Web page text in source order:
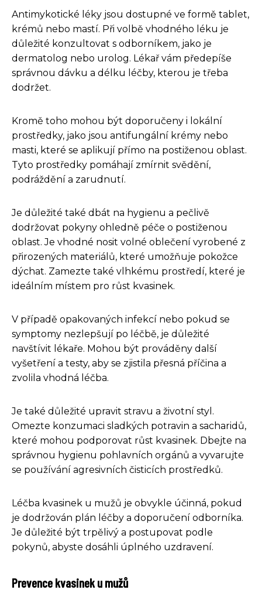
Antimykotické léky jsou dostupné ve formě tablet,
krémů nebo mastí. Při volbě vhodného léku je
důležité konzultovat s odborníkem, jako je
dermatolog nebo urolog. Lékař vám předepíše
správnou dávku a délku léčby, kterou je třeba
dodržet.
Kromě toho mohou být doporučeny i lokální
prostředky, jako jsou antifungální krémy nebo
masti, které se aplikují přímo na postiženou oblast.
Tyto prostředky pomáhají zmírnit svědění,
podráždění a zarudnutí.
Je důležité také dbát na hygienu a pečlivě
dodržovat pokyny ohledně péče o postiženou
oblast. Je vhodné nosit volné oblečení vyrobené z
přirozených materiálů, které umožňuje pokožce
dýchat. Zamezte také vlhkému prostředí, které je
ideálním místem pro růst kvasinek.
V případě opakovaných infekcí nebo pokud se
symptomy nezlepšují po léčbě, je důležité
navštívit lékaře. Mohou být prováděny další
vyšetření a testy, aby se zjistila přesná příčina a
zvolila vhodná léčba.
Je také důležité upravit stravu a životní styl.
Omezte konzumaci sladkých potravin a sacharidů,
které mohou podporovat růst kvasinek. Dbejte na
správnou hygienu pohlavních orgánů a vyvarujte
se používání agresivních čisticích prostředků.
Léčba kvasinek u mužů je obvykle účinná, pokud
je dodržován plán léčby a doporučení odborníka.
Je důležité být trpělivý a postupovat podle
pokynů, abyste dosáhli úplného uzdravení.
Prevence kvasinek u mužů